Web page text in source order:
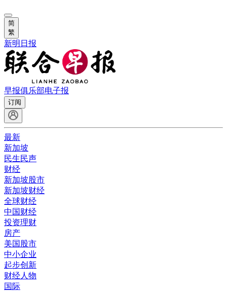
简
繁
新明日报
早报俱乐部电子报
订阅
最新
新加坡
民生民声
财经
新加坡股市
新加坡财经
全球财经
中国财经
投资理财
房产
美国股市
中小企业
起步创新
财经人物
国际